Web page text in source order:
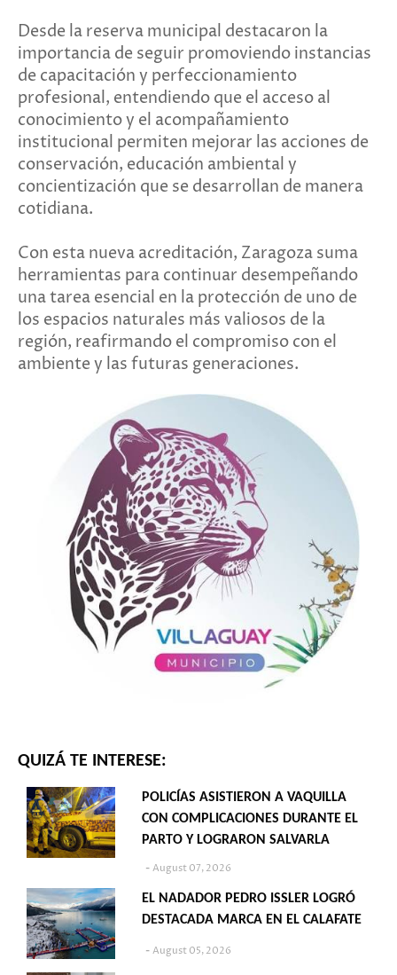
Desde la reserva municipal destacaron la
importancia de seguir promoviendo instancias
de capacitación y perfeccionamiento
profesional, entendiendo que el acceso al
conocimiento y el acompañamiento
institucional permiten mejorar las acciones de
conservación, educación ambiental y
concientización que se desarrollan de manera
cotidiana.
Con esta nueva acreditación, Zaragoza suma
herramientas para continuar desempeñando
una tarea esencial en la protección de uno de
los espacios naturales más valiosos de la
región, reafirmando el compromiso con el
ambiente y las futuras generaciones.
QUIZÁ TE INTERESE:
POLICÍAS ASISTIERON A VAQUILLA
CON COMPLICACIONES DURANTE EL
PARTO Y LOGRARON SALVARLA
August 07, 2026
EL NADADOR PEDRO ISSLER LOGRÓ
DESTACADA MARCA EN EL CALAFATE
August 05, 2026